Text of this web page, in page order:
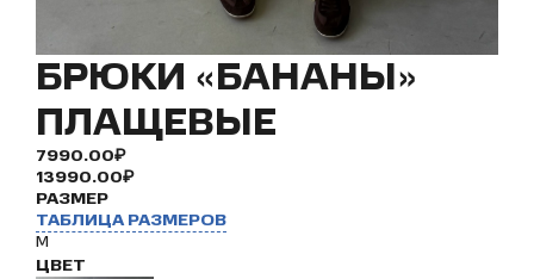
БРЮКИ «БАНАНЫ»
ПЛАЩЕВЫЕ
7990.00₽
13990.00₽
РАЗМЕР
ТАБЛИЦА РАЗМЕРОВ
M
ЦВЕТ